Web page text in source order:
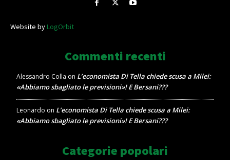
Website byLogOrbit
Commenti recenti
Alessandro Colla on L’economista Di Tella chiede scusa a Milei:
«Abbiamo sbagliato le previsioni»! E Bersani???
Leonardo on L’economista Di Tella chiede scusa a Milei:
«Abbiamo sbagliato le previsioni»! E Bersani???
Categorie popolari